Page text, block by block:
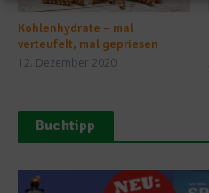
Kohlenhydrate – mal
verteufelt, mal gepriesen
12. Dezember 2020
Buchtipp